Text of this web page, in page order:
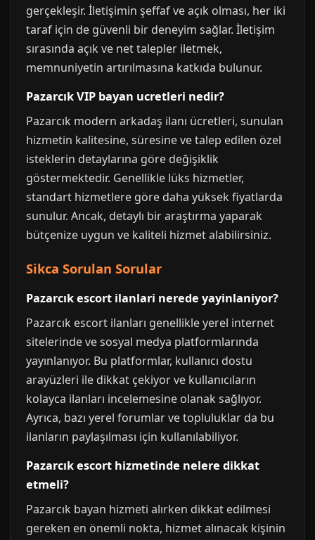
gerçekleşir. İletişimin şeffaf ve açık olması, her iki
taraf için de güvenli bir deneyim sağlar. İletişim
sırasında açık ve net talepler iletmek,
memnuniyetin artırılmasına katkıda bulunur.
Pazarcık VIP bayan ucretleri nedir?
Pazarcık modern arkadaş ilanı ücretleri, sunulan
hizmetin kalitesine, süresine ve talep edilen özel
isteklerin detaylarına göre değişiklik
göstermektedir. Genellikle lüks hizmetler,
standart hizmetlere göre daha yüksek fiyatlarda
sunulur. Ancak, detaylı bir araştırma yaparak
bütçenize uygun ve kaliteli hizmet alabilirsiniz.
Sikca Sorulan Sorular
Pazarcık escort ilanlari nerede yayinlaniyor?
Pazarcık escort ilanları genellikle yerel internet
sitelerinde ve sosyal medya platformlarında
yayınlanıyor. Bu platformlar, kullanıcı dostu
arayüzleri ile dikkat çekiyor ve kullanıcıların
kolayca ilanları incelemesine olanak sağlıyor.
Ayrıca, bazı yerel forumlar ve topluluklar da bu
ilanların paylaşılması için kullanılabiliyor.
Pazarcık escort hizmetinde nelere dikkat
etmeli?
Pazarcık bayan hizmeti alırken dikkat edilmesi
gereken en önemli nokta, hizmet alınacak kişinin